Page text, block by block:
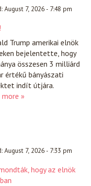
August 7, 2026 - 7:48 pm
Trump amerikai elnök
bejelentette, hogy
összesen 3 milliárd
értékű bányászati
indít útjára.
more »
August 7, 2026 - 7:33 pm
hogy az elnök